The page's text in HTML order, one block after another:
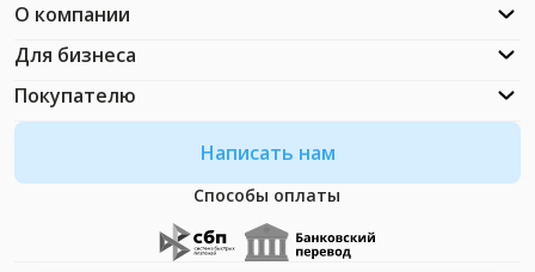
Написать нам
Способы оплаты
О компании
Для бизнеса
Покупателю